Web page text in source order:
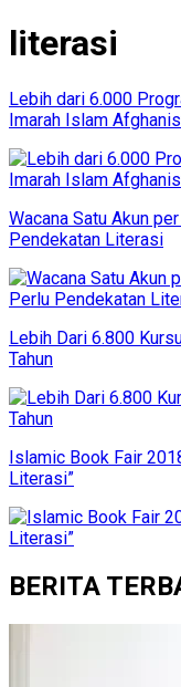
literasi
Lebih dari 6.000
Imarah Islam
Wacana Satu Akun
Pendekatan Literasi
Lebih Dari 6.800
Tahun
Islamic Book Fair
Literasi”
BERITA